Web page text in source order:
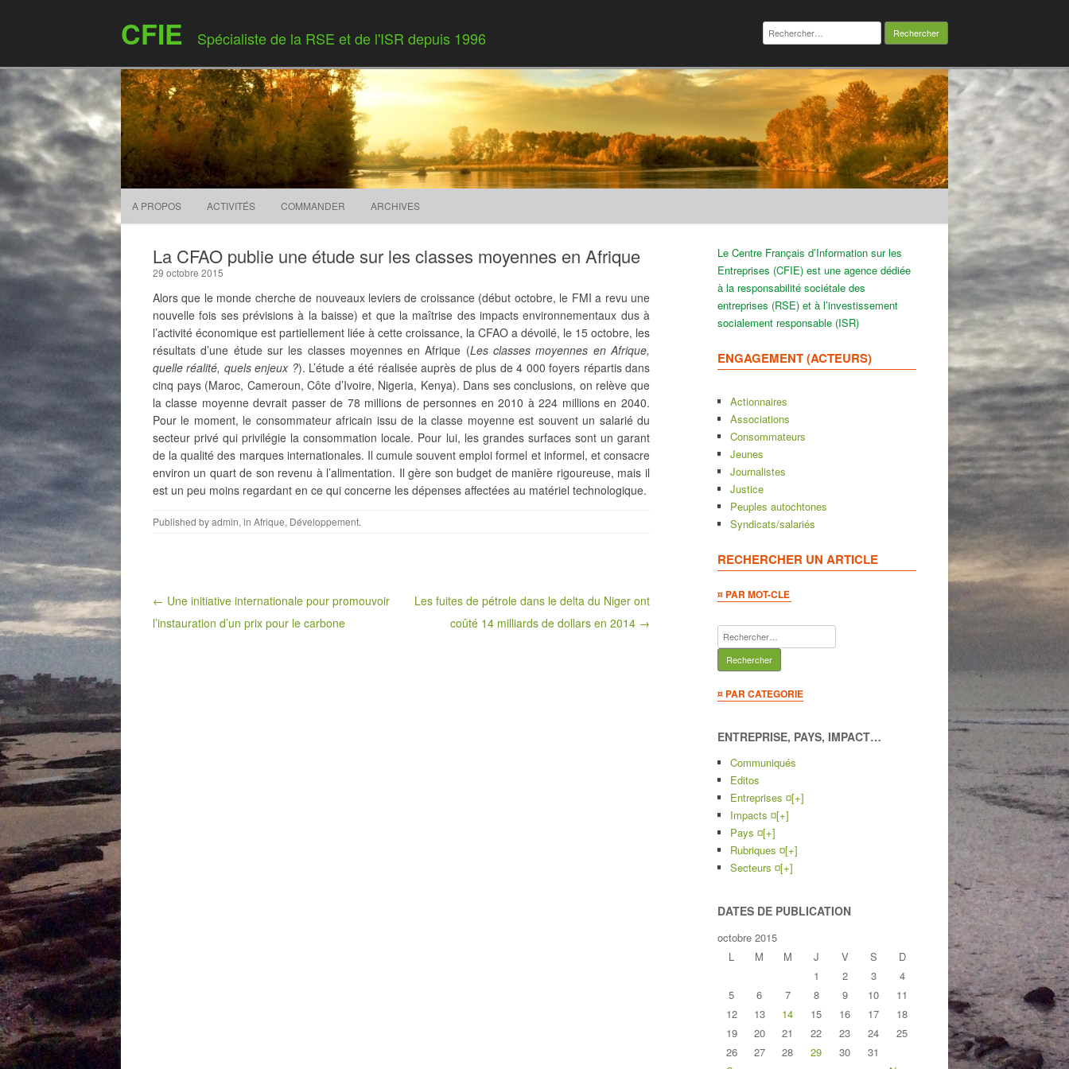
CFIE Spécialiste de la RSE et de l'ISR depuis 1996
Rechercher :
Skip to content
A PROPOS ACTIVITÉS COMMANDER ARCHIVES
La CFAO publie une étude sur les classes moyennes en Afrique
29 octobre 2015
Alors que le monde cherche de nouveaux leviers de croissance (début octobre, le FMI a revu une
nouvelle fois ses prévisions à la baisse) et que la maîtrise des impacts environnementaux dus à
l’activité économique est partiellement liée à cette croissance, la CFAO a dévoilé, le 15 octobre, les
résultats d’une étude sur les classes moyennes en Afrique (Les classes moyennes en Afrique,
quelle réalité, quels enjeux ?). L’étude a été réalisée auprès de plus de 4 000 foyers répartis dans
cinq pays (Maroc, Cameroun, Côte d’Ivoire, Nigeria, Kenya). Dans ses conclusions, on relève que
la classe moyenne devrait passer de 78 millions de personnes en 2010 à 224 millions en 2040.
Pour le moment, le consommateur africain issu de la classe moyenne est souvent un salarié du
secteur privé qui privilégie la consommation locale. Pour lui, les grandes surfaces sont un garant
de la qualité des marques internationales. Il cumule souvent emploi formel et informel, et consacre
environ un quart de son revenu à l’alimentation. Il gère son budget de manière rigoureuse, mais il
est un peu moins regardant en ce qui concerne les dépenses affectées au matériel technologique.
Published byadmin, in Afrique, Développement.
Post navigation
← Une initiative internationale pour promouvoir
l’instauration d’un prix pour le carbone
Les fuites de pétrole dans le delta du Niger ont
coûté 14 milliards de dollars en 2014 →
Le Centre Français d’Information sur les
Entreprises (CFIE) est une agence dédiée
à la responsabilité sociétale des
entreprises (RSE) et à l’investissement
socialement responsable (ISR)
ENGAGEMENT (ACTEURS)
Actionnaires
Associations
Consommateurs
Jeunes
Journalistes
Justice
Peuples autochtones
Syndicats/salariés
RECHERCHER UN ARTICLE
¤ PAR MOT-CLE
Rechercher :
¤ PAR CATEGORIE
ENTREPRISE, PAYS, IMPACT…
Communiqués
Editos
Entreprises ¤[+]
Impacts ¤[+]
Pays ¤[+]
Rubriques ¤[+]
Secteurs ¤[+]
DATES DE PUBLICATION
octobre 2015
L
M M J V S
D
1
2 3
4
5
6 7 8 9 10
11
12
13 14 15 16 17
18
19
20 21 22 23 24
25
26
27 28 29 30
31